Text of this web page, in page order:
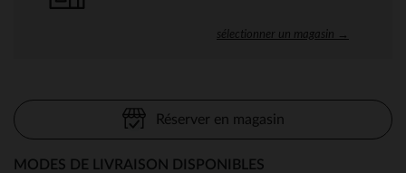
sélectionner un magasin →
Réserver en magasin
MODES DE LIVRAISON DISPONIBLES